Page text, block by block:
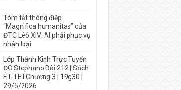
Tóm tắt thông điệp
“Magnifica humanitas” của
ĐTC Lêô XIV: AI phải phục vụ
nhân loại
Lớp Thánh Kinh Trực Tuyến
ĐC Stephano Bài 212 | Sách
ÉT-TE I Chương 3 | 19g30 |
29/5/2026